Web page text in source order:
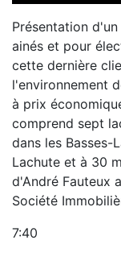
Présentation
ainés et pour
cette dernière
l'environnement
à prix
comprend sept
dans les Basses-
Lachute et à 30
d'André Fauteux
Société
7:40